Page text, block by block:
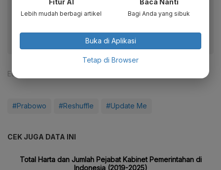
Dapatkan pengalaman membaca lebih nyaman dan nikmati
fitur menarik lainnya lewat aplikasi mobile Katadata.
Editor:
#Prabowo #Reshuffle #Update Me
CEK JUGA DATA INI
Fitur AI
Lebih mudah berbagi artikel
Baca Nanti
Bagi Anda yang sibuk
Buka di Aplikasi
Tetap di Browser